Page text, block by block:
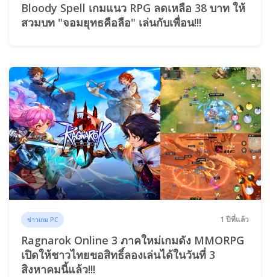
Bloody Spell เกมแนว RPG ลดเหลือ 38 บาท ให้
สวมบท "จอมยุทธคือลือ" เล่นกับเพื่อน!!!
ข่าวเกม PC 1 ปีที่แล้ว
Ragnarok Online 3 ภาคใหม่เกมดัง MMORPG
เปิดให้ชาวไทยขอสิทธิ์ลองเล่นได้ในวันที่ 3
สิงหาคมนี้แล้ว!!!